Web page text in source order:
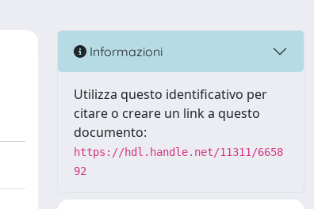
Informazioni
Utilizza questo identificativo per
citare o creare un link a questo
documento:
https://hdl.handle.net/11311/6658
92